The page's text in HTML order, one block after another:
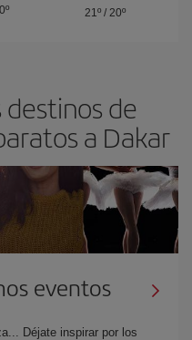
21º /20º
de
a Dakar
eventos
Déjate inspirar por los